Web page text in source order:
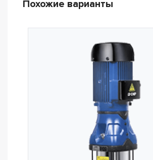
Похожие варианты